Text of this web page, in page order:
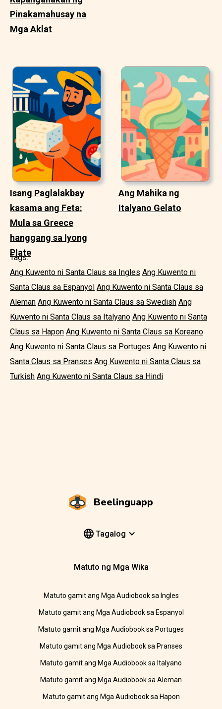
Pinakamahusay na
Mga Aklat
Isang Paglalakbay
kasama ang Feta:
Mula sa Greece
hanggang sa Iyong
Plate
Ang Mahika ng
Italyano Gelato
Tags:
Ang Kuwento ni Santa Claus sa Ingles Ang Kuwento ni
Santa Claus sa Espanyol Ang Kuwento ni Santa Claus sa
Aleman Ang Kuwento ni Santa Claus sa Swedish Ang
Kuwento ni Santa Claus sa Italyano Ang Kuwento ni Santa
Claus sa Hapon Ang Kuwento ni Santa Claus sa Koreano
Ang Kuwento ni Santa Claus sa Portuges Ang Kuwento ni
Santa Claus sa Pranses Ang Kuwento ni Santa Claus sa
Turkish Ang Kuwento ni Santa Claus sa Hindi
Beelinguapp
Tagalog
Matuto ng Mga Wika
Matuto gamit ang Mga Audiobook sa Ingles
Matuto gamit ang Mga Audiobook sa Espanyol
Matuto gamit ang Mga Audiobook sa Portuges
Matuto gamit ang Mga Audiobook sa Pranses
Matuto gamit ang Mga Audiobook sa Italyano
Matuto gamit ang Mga Audiobook sa Aleman
Matuto gamit ang Mga Audiobook sa Hapon